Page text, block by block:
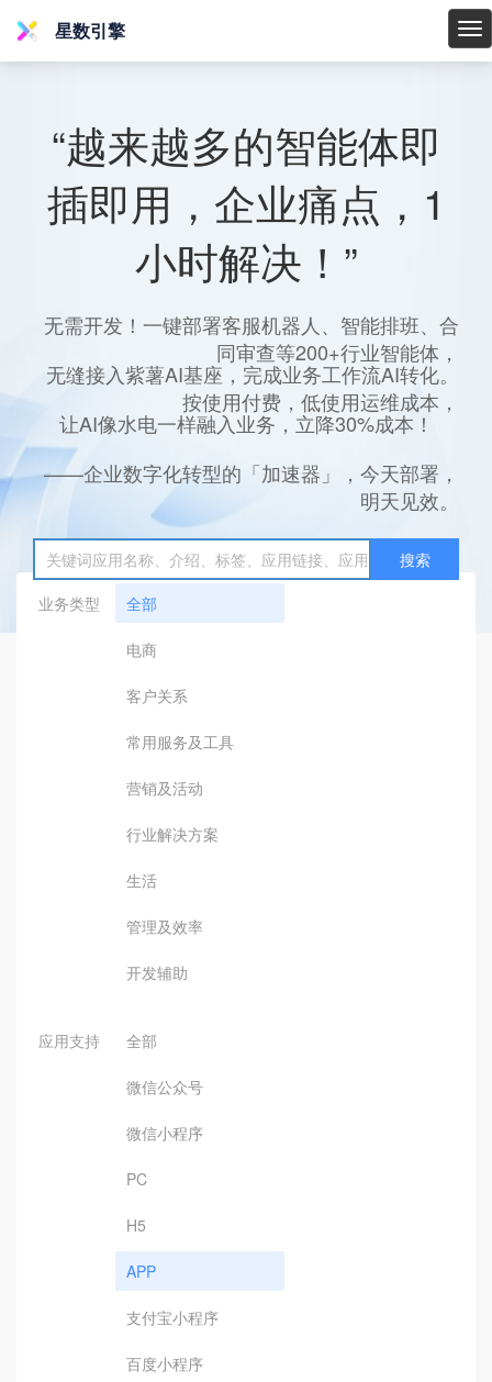
星
星数引擎
“越来越多的智能体即
插即用，企业痛点，1
小时解决！”
无需开发！一键部署客服机器人、智能排班、合
同审查等200+行业智能体，
无缝接入紫薯AI基座，完成业务工作流AI转化。
按使用付费，低使用运维成本，
让AI像水电一样融入业务，立降30%成本！
——企业数字化转型的「加速器」，今天部署，
明天见效。
搜索
业务类型
全部
电商
客户关系
常用服务及工具
营销及活动
行业解决方案
生活
管理及效率
开发辅助
应用支持 全部
微信公众号
微信小程序
PC
H5
APP
支付宝小程序
百度小程序